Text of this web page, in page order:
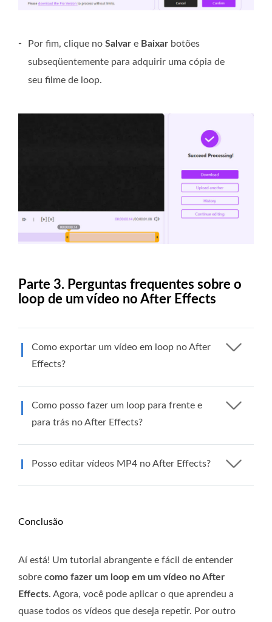
- Por fim, clique no Salvar e Baixar botões
subseqüentemente para adquirir uma cópia de
seu filme de loop.
Parte 3. Perguntas frequentes sobre o
loop de um vídeo no After Effects
Como exportar um vídeo em loop no After
Effects?
Como posso fazer um loop para frente e
para trás no After Effects?
Posso editar vídeos MP4 no After Effects?
Conclusão
Aí está! Um tutorial abrangente e fácil de entender
sobre como fazer um loop em um vídeo no After
Effects. Agora, você pode aplicar o que aprendeu a
quase todos os vídeos que deseja repetir. Por outro